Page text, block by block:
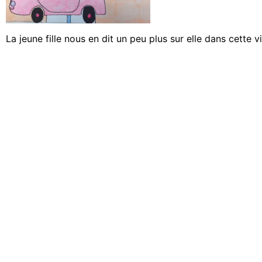
La jeune fille nous en dit un peu plus sur elle dans cette